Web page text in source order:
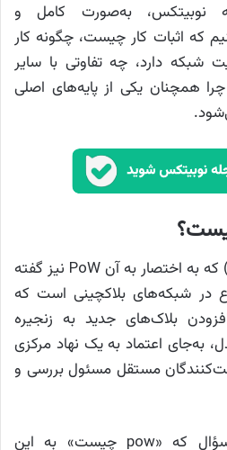
نوبیتکس، به‌صورت کامل و
که اثبات کار چیست، چگونه کار
شبکه دارد، چه تفاوتی با سایر
همچنان یکی از پایه‌های اصلی
اثبات کار (Proof of Work) که به اختصار به آن PoW نیز گفته
در شبکه‌های بلاکچینی است که
بلاک‌های جدید به زنجیره
به‌جای اعتماد به یک نهاد مرکزی
مستقل مسئول بررسی و
در واقع، پاسخ به این سؤال که «pow چیست» به این